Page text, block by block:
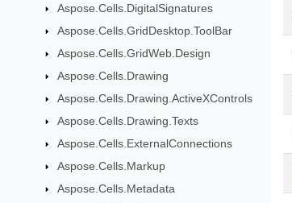
Aspose.Cells.DigitalSignatures
Aspose.Cells.GridDesktop.ToolBar
Aspose.Cells.GridWeb.Design
Aspose.Cells.Drawing
Aspose.Cells.Drawing.ActiveXControls
Aspose.Cells.Drawing.Texts
Aspose.Cells.ExternalConnections
Aspose.Cells.Markup
Aspose.Cells.Metadata